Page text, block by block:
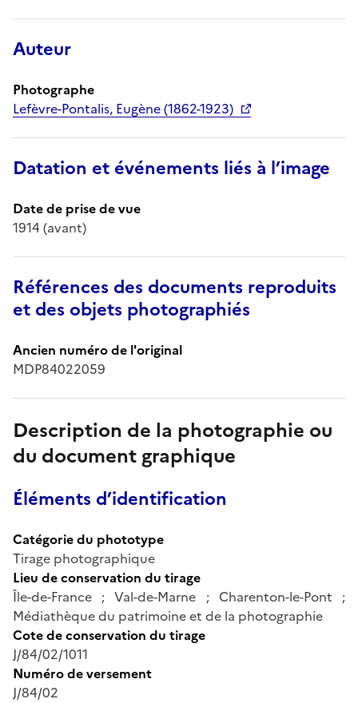
Auteur
Photographe
Lefèvre-Pontalis, Eugène (1862-1923)
Datation et événements liés à l’image
Date de prise de vue
1914 (avant)
Références des documents reproduits
et des objets photographiés
Ancien numéro de l'original
MDP84022059
Description de la photographie ou
du document graphique
Éléments d’identification
Catégorie du phototype
Tirage photographique
Lieu de conservation du tirage
Île-de-France ; Val-de-Marne ; Charenton-le-Pont ;
Médiathèque du patrimoine et de la photographie
Cote de conservation du tirage
J/84/02/1011
Numéro de versement
J/84/02